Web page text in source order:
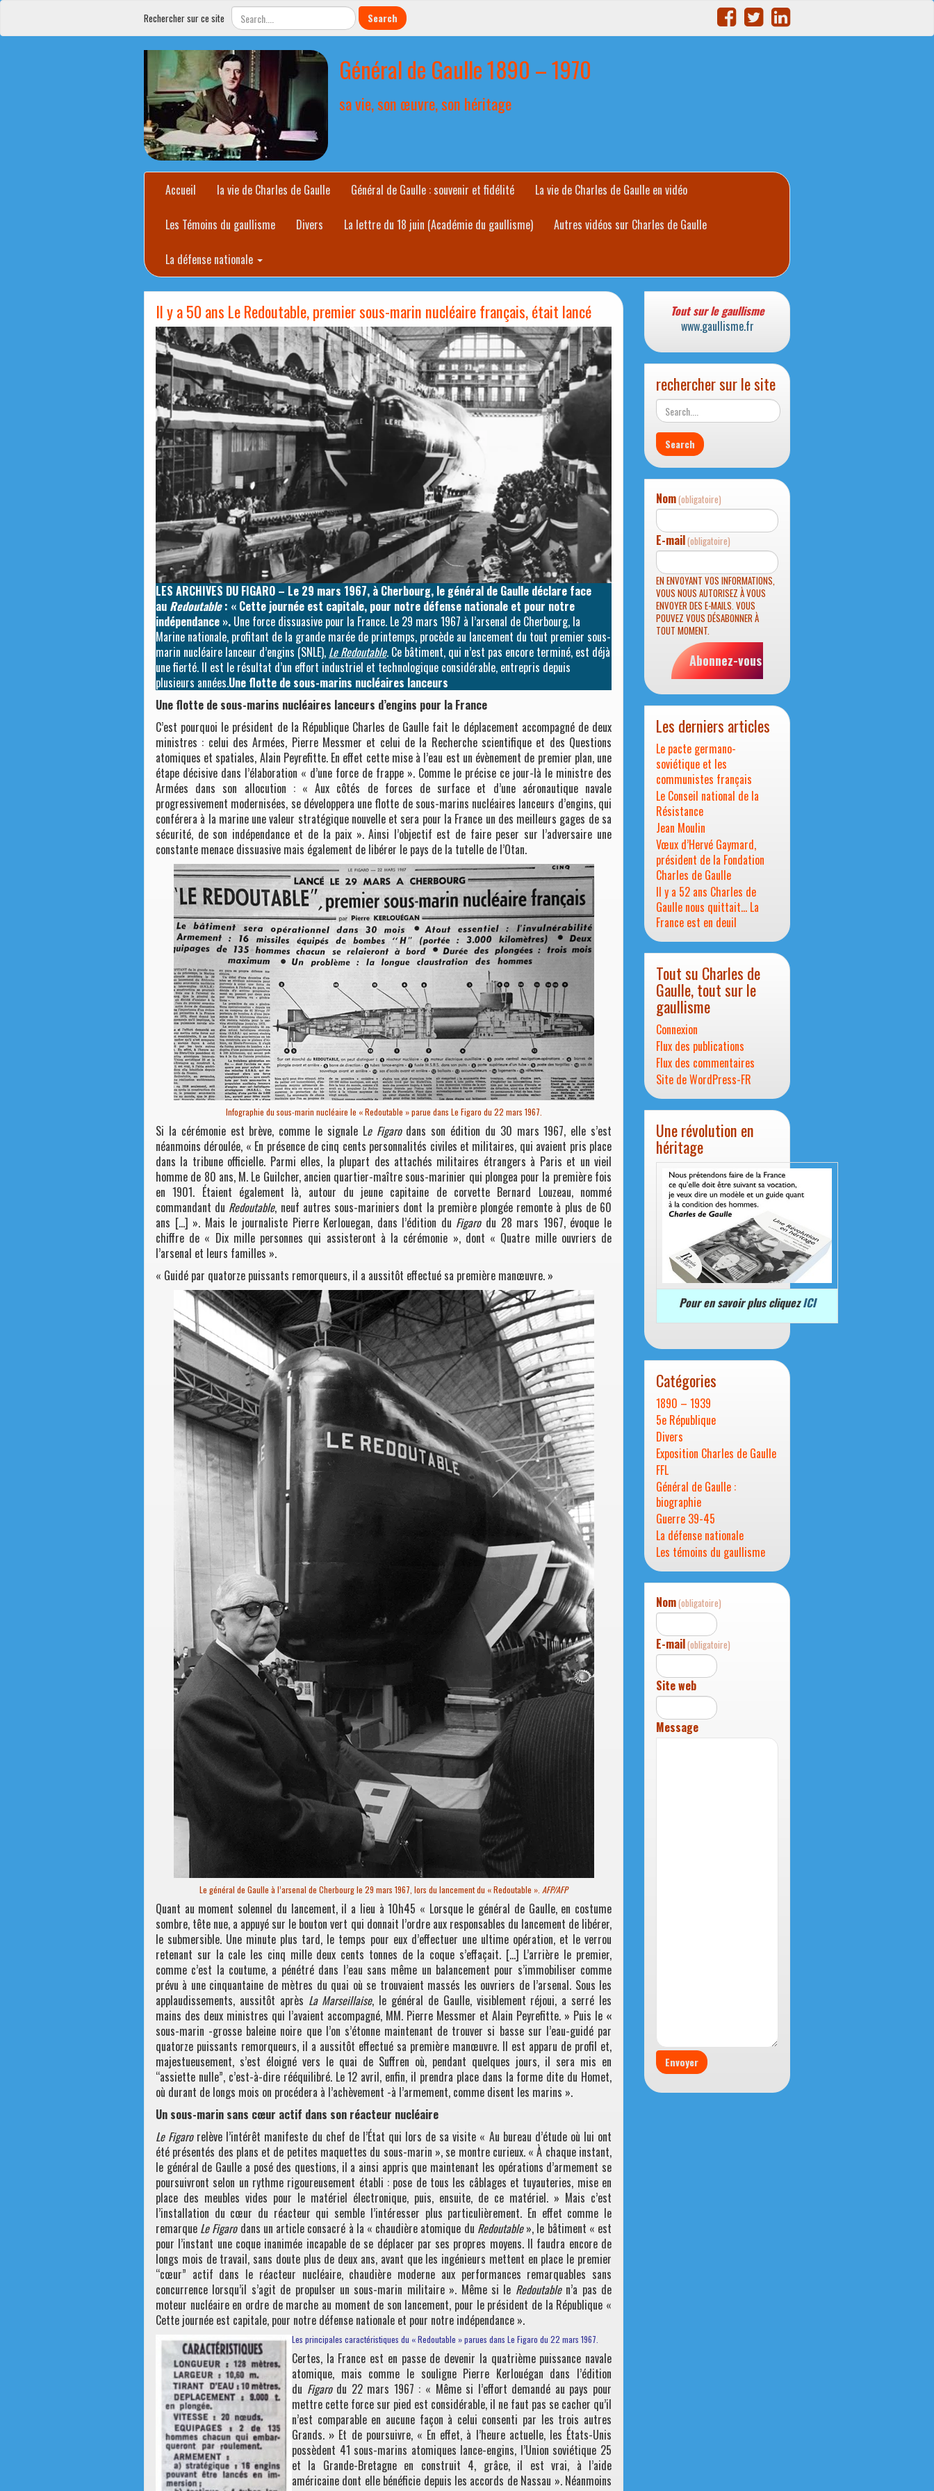
Rechercher sur ce site
Général de Gaulle 1890 – 1970
sa vie, son œuvre, son héritage
Accueil la vie de Charles de Gaulle Général de Gaulle : souvenir et fidélité La vie de Charles de Gaulle en vidéo
Les Témoins du gaullisme Divers La lettre du 18 juin (Académie du gaullisme) Autres vidéos sur Charles de Gaulle
La défense nationale
Il y a 50 ans Le Redoutable, premier sous-marin nucléaire français, était lancé
LES ARCHIVES DU FIGARO – Le 29 mars 1967, à Cherbourg, le général de Gaulle déclare face
au Redoutable: « Cette journée est capitale, pour notre défense nationale et pour notre
indépendance ». Une force dissuasive pour la France. Le 29 mars 1967 à l’arsenal de Cherbourg, la
Marine nationale, profitant de la grande marée de printemps, procède au lancement du tout premier sous-
marin nucléaire lanceur d’engins (SNLE), Le Redoutable. Ce bâtiment, qui n’est pas encore terminé, est déjà
une fierté. Il est le résultat d’un effort industriel et technologique considérable, entrepris depuis
plusieurs années.Une flotte de sous-marins nucléaires lanceurs
Une flotte de sous-marins nucléaires lanceurs d’engins pour la France
C’est pourquoi le président de la République Charles de Gaulle fait le déplacement accompagné de deux
ministres : celui des Armées, Pierre Messmer et celui de la Recherche scientifique et des Questions
atomiques et spatiales, Alain Peyrefitte. En effet cette mise à l’eau est un évènement de premier plan, une
étape décisive dans l’élaboration « d’une force de frappe ». Comme le précise ce jour-là le ministre des
Armées dans son allocution : « Aux côtés de forces de surface et d’une aéronautique navale
progressivement modernisées, se développera une flotte de sous-marins nucléaires lanceurs d’engins, qui
conférera à la marine une valeur stratégique nouvelle et sera pour la France un des meilleurs gages de sa
sécurité, de son indépendance et de la paix ». Ainsi l’objectif est de faire peser sur l’adversaire une
constante menace dissuasive mais également de libérer le pays de la tutelle de l’Otan.
Infographie du sous-marin nucléaire le « Redoutable » parue dans Le Figaro du 22 mars 1967.
Si la cérémonie est brève, comme le signale Le Figarodans son édition du 30 mars 1967, elle s’est
néanmoins déroulée, « En présence de cinq cents personnalités civiles et militaires, qui avaient pris place
dans la tribune officielle. Parmi elles, la plupart des attachés militaires étrangers à Paris et un vieil
homme de 80 ans, M. Le Guilcher, ancien quartier-maître sous-marinier qui plongea pour la première fois
en 1901. Étaient également là, autour du jeune capitaine de corvette Bernard Louzeau, nommé
commandant du Redoutable, neuf autres sous-mariniers dont la première plongée remonte à plus de 60
ans […] ». Mais le journaliste Pierre Kerlouegan, dans l’édition du Figarodu 28 mars 1967, évoque le
chiffre de « Dix mille personnes qui assisteront à la cérémonie », dont « Quatre mille ouvriers de
l’arsenal et leurs familles ».
« Guidé par quatorze puissants remorqueurs, il a aussitôt effectué sa première manœuvre. »
Le général de Gaulle à l’arsenal de Cherbourg le 29 mars 1967, lors du lancement du « Redoutable ». AFP/AFP
Quant au moment solennel du lancement, il a lieu à 10h45 « Lorsque le général de Gaulle, en costume
sombre, tête nue, a appuyé sur le bouton vert qui donnait l’ordre aux responsables du lancement de libérer,
le submersible. Une minute plus tard, le temps pour eux d’effectuer une ultime opération, et le verrou
retenant sur la cale les cinq mille deux cents tonnes de la coque s’effaçait. […] L’arrière le premier,
comme c’est la coutume, a pénétré dans l’eau sans même un balancement pour s’immobiliser comme
prévu à une cinquantaine de mètres du quai où se trouvaient massés les ouvriers de l’arsenal. Sous les
applaudissements, aussitôt après La Marseillaise, le général de Gaulle, visiblement réjoui, a serré les
mains des deux ministres qui l’avaient accompagné, MM. Pierre Messmer et Alain Peyrefitte. » Puis le «
sous-marin -grosse baleine noire que l’on s’étonne maintenant de trouver si basse sur l’eau-guidé par
quatorze puissants remorqueurs, il a aussitôt effectué sa première manœuvre. Il est apparu de profil et,
majestueusement, s’est éloigné vers le quai de Suffren où, pendant quelques jours, il sera mis en
“assiette nulle”, c’est-à-dire rééquilibré. Le 12 avril, enfin, il prendra place dans la forme dite du Homet,
où durant de longs mois on procédera à l’achèvement -à l’armement, comme disent les marins ».
Un sous-marin sans cœur actif dans son réacteur nucléaire
Le Figaro relève l’intérêt manifeste du chef de l’État qui lors de sa visite « Au bureau d’étude où lui ont
été présentés des plans et de petites maquettes du sous-marin », se montre curieux. « À chaque instant,
le général de Gaulle a posé des questions, il a ainsi appris que maintenant les opérations d’armement se
poursuivront selon un rythme rigoureusement établi : pose de tous les câblages et tuyauteries, mise en
place des meubles vides pour le matériel électronique, puis, ensuite, de ce matériel. » Mais c’est
l’installation du cœur du réacteur qui semble l’intéresser plus particulièrement. En effet comme le
remarque Le Figaro dans un article consacré à la « chaudière atomique du Redoutable», le bâtiment « est
pour l’instant une coque inanimée incapable de se déplacer par ses propres moyens. Il faudra encore de
longs mois de travail, sans doute plus de deux ans, avant que les ingénieurs mettent en place le premier
“cœur” actif dans le réacteur nucléaire, chaudière moderne aux performances remarquables sans
concurrence lorsqu’il s’agit de propulser un sous-marin militaire ». Même si le Redoutablen’a pas de
moteur nucléaire en ordre de marche au moment de son lancement, pour le président de la République «
Cette journée est capitale, pour notre défense nationale et pour notre indépendance ».
Les principales caractéristiques du « Redoutable » parues dans Le Figaro du 22 mars 1967.
Certes, la France est en passe de devenir la quatrième puissance navale
atomique, mais comme le souligne Pierre Kerlouégan dans l’édition
du Figarodu 22 mars 1967 : « Même si l’effort demandé au pays pour
mettre cette force sur pied est considérable, il ne faut pas se cacher qu’il
n’est comparable en aucune façon à celui consenti par les trois autres
Grands. » Et de poursuivre, « En effet, à l’heure actuelle, les États-Unis
possèdent 41 sous-marins atomiques lance-engins, l’Union soviétique 25
et la Grande-Bretagne en construit 4, grâce, il est vrai, à l’aide
américaine dont elle bénéficie depuis les accords de Nassau ». Néanmoins
Tout sur le gaullisme
www.gaullisme.fr
rechercher sur le site
Nom(obligatoire)
E-mail(obligatoire)
EN ENVOYANT VOS INFORMATIONS,
VOUS NOUS AUTORISEZ À VOUS
ENVOYER DES E-MAILS. VOUS
POUVEZ VOUS DÉSABONNER À
TOUT MOMENT.
Abonnez-vous
Les derniers articles
Le pacte germano-
soviétique et les
communistes français
Le Conseil national de la
Résistance
Jean Moulin
Vœux d’Hervé Gaymard,
président de la Fondation
Charles de Gaulle
Il y a 52 ans Charles de
Gaulle nous quittait… La
France est en deuil
Tout su Charles de
Gaulle, tout sur le
gaullisme
Connexion
Flux des publications
Flux des commentaires
Site de WordPress-FR
Une révolution en
héritage
Pour en savoir plus cliquezICI
Catégories
1890 – 1939
5e République
Divers
Exposition Charles de Gaulle
FFL
Général de Gaulle :
biographie
Guerre 39-45
La défense nationale
Les témoins du gaullisme
Nom(obligatoire)
E-mail(obligatoire)
Site web
Message
Envoyer